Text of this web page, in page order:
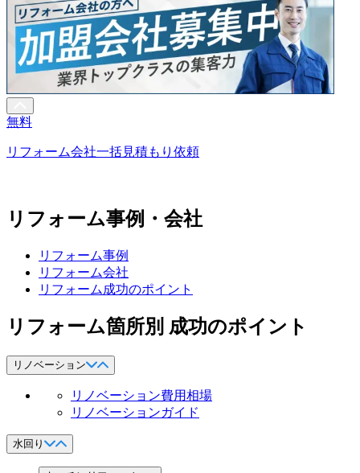
無料
リフォーム会社一括見積もり依頼
リフォーム事例・会社
リフォーム事例
リフォーム会社
リフォーム成功のポイント
リフォーム箇所別 成功のポイント
リノベーション
リノベーション費用相場
リノベーションガイド
水回り